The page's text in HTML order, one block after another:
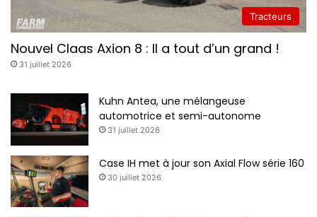
Tracteurs
Nouvel Claas Axion 8 : Il a tout d’un grand !
31 juillet 2026
Kuhn Antea, une mélangeuse
automotrice et semi-autonome
31 juillet 2026
Case IH met à jour son Axial Flow série 160
30 juillet 2026